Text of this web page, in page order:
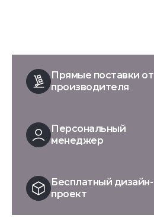
Прямые поставки от
производителя
Персональный
менеджер
Бесплатный дизайн-
проект